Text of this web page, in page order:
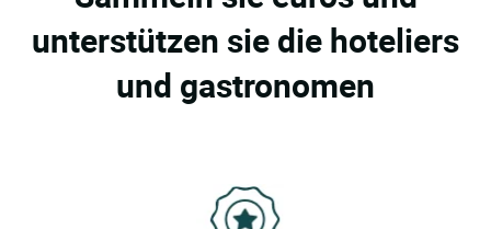
unterstützen sie die hoteliers
und gastronomen